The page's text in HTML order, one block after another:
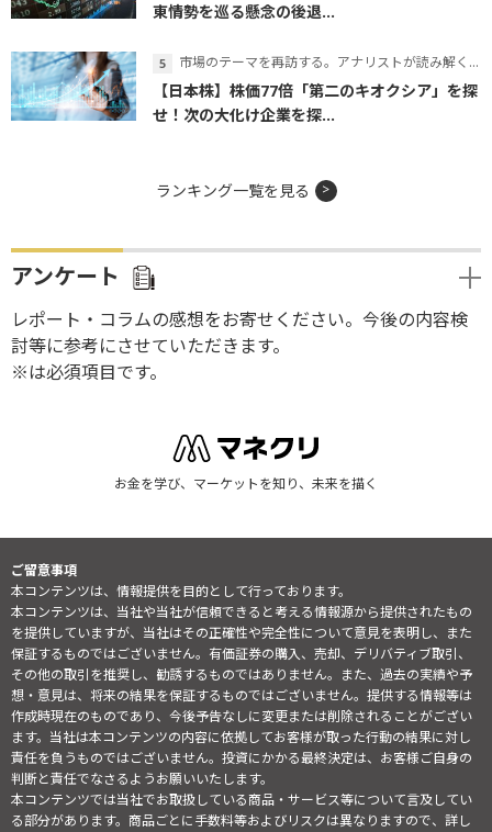
東情勢を巡る懸念の後退...
市場のテーマを再訪する。アナリストが読み解くテーマの本質
【日本株】株価77倍「第二のキオクシア」を探
せ！次の大化け企業を探...
ランキング一覧を見る
アンケート
レポート・コラムの感想をお寄せください。今後の内容検
討等に参考にさせていただきます。
※は必須項目です。
お金を学び、マーケットを知り、未来を描く
ご留意事項
本コンテンツは、情報提供を目的として行っております。
本コンテンツは、当社や当社が信頼できると考える情報源から提供されたもの
を提供していますが、当社はその正確性や完全性について意見を表明し、また
保証するものではございません。有価証券の購入、売却、デリバティブ取引、
その他の取引を推奨し、勧誘するものではありません。また、過去の実績や予
想・意見は、将来の結果を保証するものではございません。提供する情報等は
作成時現在のものであり、今後予告なしに変更または削除されることがござい
ます。当社は本コンテンツの内容に依拠してお客様が取った行動の結果に対し
責任を負うものではございません。投資にかかる最終決定は、お客様ご自身の
判断と責任でなさるようお願いいたします。
本コンテンツでは当社でお取扱している商品・サービス等について言及してい
る部分があります。商品ごとに手数料等およびリスクは異なりますので、詳し